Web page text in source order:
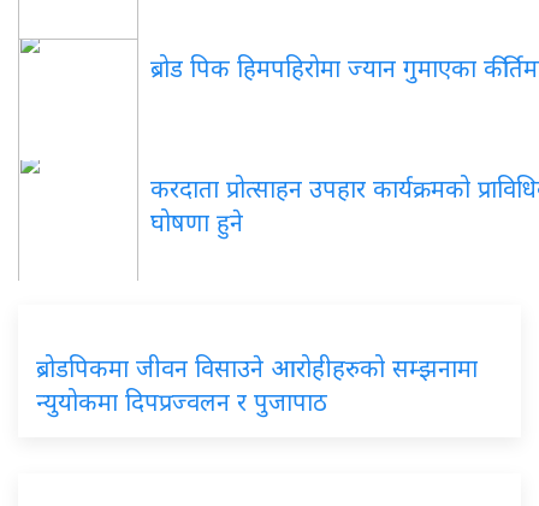
ब्रोड पिक हिमपहिरोमा ज्यान गुमाएका
करदाता प्रोत्साहन उपहार कार्यक्रमको
घोषणा हुने
ब्रोडपिकमा जीवन विसाउने आरोहीहरुको सम्झनामा
न्युयोकमा दिपप्रज्वलन र पुजापाठ